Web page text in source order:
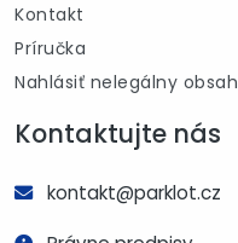
Kontakt
Príručka
Nahlásiť nelegálny obsah
Kontaktujte nás
kontakt@parklot.cz